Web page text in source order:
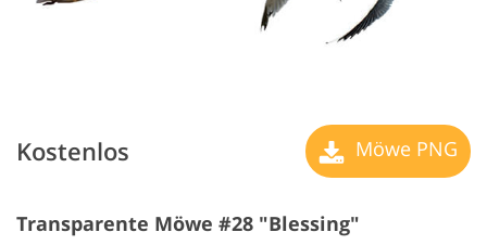
Kostenlos Möwe PNG
Transparente Möwe #28 "Blessing"